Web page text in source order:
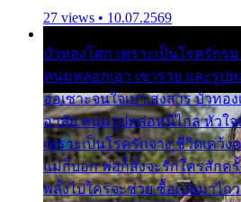
27 views • 10.07.2569
บัวทองโศก เพราะเป็นโรครัก
หนุ่มหลอกเอา เขารวย และรูป
ออเซาะจนใจเบา สงสาร บัวทอ
อาลัย หนุ่มรูปหล่อหนีไกล หัวใจ
เพราะเป็นโรครักจาง ชีวิตเคว้ง
แม่ก็บอก พ่อก็สั่งจะรักใครสักค
พลั้งไปใครจะช่วย ซื้อเปลมาไก